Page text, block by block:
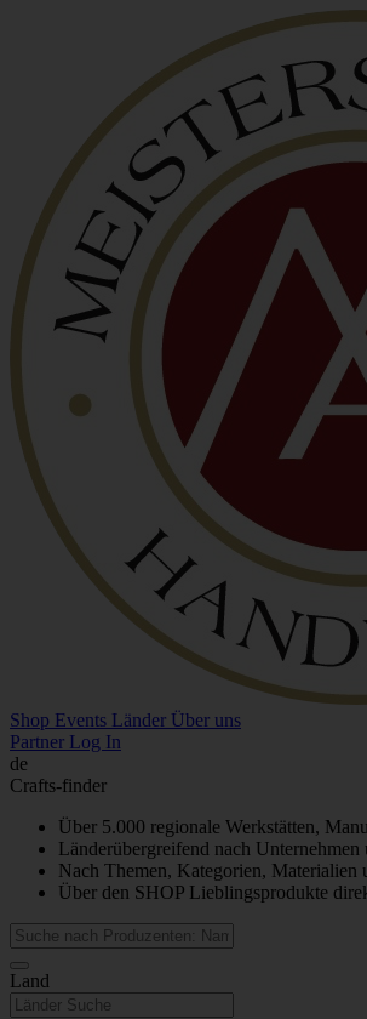
Shop Events Länder Über uns
Partner Log In
de
Crafts-finder
Über 5.000 regionale Werkstätten,
Länderübergreifend nach Unternehmen
Nach Themen, Kategorien, Materialien
Über den SHOP Lieblingsprodukte
Land